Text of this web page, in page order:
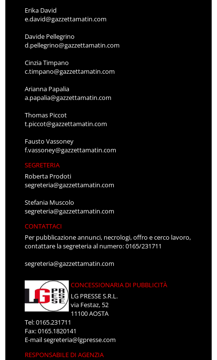
Erika David
e.david@gazzettamatin.com
Davide Pellegrino
d.pellegrino@gazzettamatin.com
Cinzia Timpano
c.timpano@gazzettamatin.com
Arianna Papalia
a.papalia@gazzettamatin.com
Thomas Piccot
t.piccot@gazzettamatin.com
Fausto Vassoney
f.vassoney@gazzettamatin.com
SEGRETERIA
Roberta Prodoti
segreteria@gazzettamatin.com
Stefania Muscolo
segreteria@gazzettamatin.com
CONTATTACI
Per pubblicazione annunci, necrologi, offro e cerco lavoro,
contattare la segreteria al numero: 0165/231711
segreteria@gazzettamatin.com
CONCESSIONARIA DI PUBBLICITÀ
LG PRESSE S.R.L.
via Festaz, 52
11100 AOSTA
Tel: 0165.231711
Fax: 0165.1820141
E-mailsegreteria@lgpresse.com
RESPONSABILE DI AGENZIA